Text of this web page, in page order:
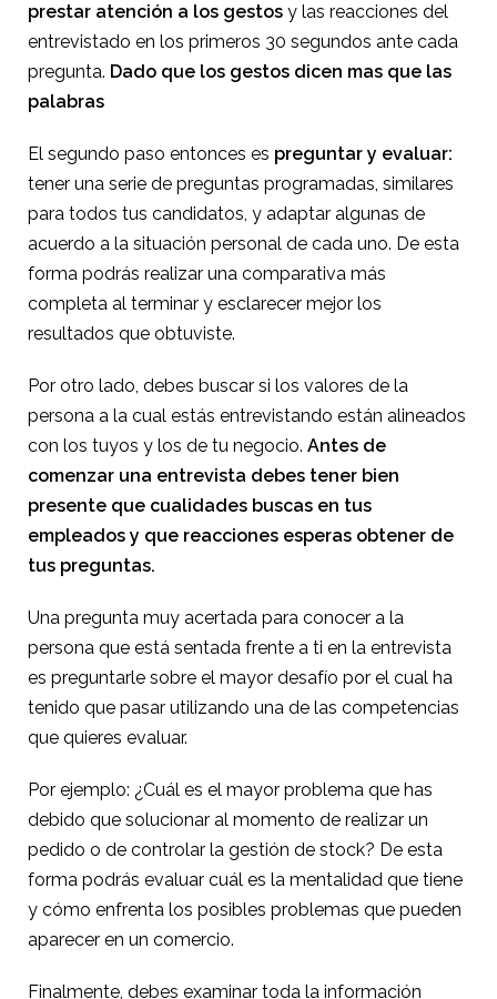
prestar atención a los gestos y las reacciones del
entrevistado en los primeros 30 segundos ante cada
pregunta. Dado que los gestos dicen mas que las
palabras
El segundo paso entonces es preguntar y evaluar:
tener una serie de preguntas programadas, similares
para todos tus candidatos, y adaptar algunas de
acuerdo a la situación personal de cada uno. De esta
forma podrás realizar una comparativa más
completa al terminar y esclarecer mejor los
resultados que obtuviste.
Por otro lado, debes buscar si los valores de la
persona a la cual estás entrevistando están alineados
con los tuyos y los de tu negocio. Antes de
comenzar una entrevista debes tener bien
presente que cualidades buscas en tus
empleados y que reacciones esperas obtener de
tus preguntas.
Una pregunta muy acertada para conocer a la
persona que está sentada frente a ti en la entrevista
es preguntarle sobre el mayor desafío por el cual ha
tenido que pasar utilizando una de las competencias
que quieres evaluar.
Por ejemplo: ¿Cuál es el mayor problema que has
debido que solucionar al momento de realizar un
pedido o de controlar la gestión de stock? De esta
forma podrás evaluar cuál es la mentalidad que tiene
y cómo enfrenta los posibles problemas que pueden
aparecer en un comercio.
Finalmente, debes examinar toda la información